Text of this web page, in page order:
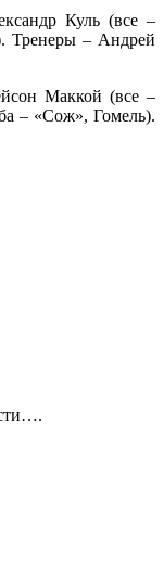
Куль (все –
Тренеры – Андрей
Маккой (все –
– «Сож», Гомель).